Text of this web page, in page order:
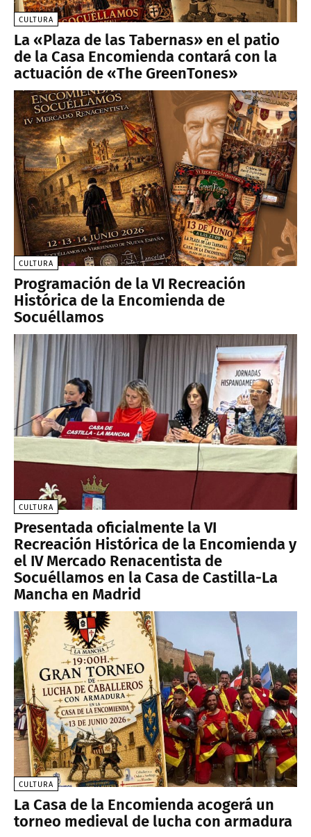
CULTURA
La «Plaza de las Tabernas» en el patio
de la Casa Encomienda contará con la
actuación de «The GreenTones»
CULTURA
Programación de la VI Recreación
Histórica de la Encomienda de
Socuéllamos
CULTURA
Presentada oficialmente la VI
Recreación Histórica de la Encomienda y
el IV Mercado Renacentista de
Socuéllamos en la Casa de Castilla-La
Mancha en Madrid
CULTURA
La Casa de la Encomienda acogerá un
torneo medieval de lucha con armadura